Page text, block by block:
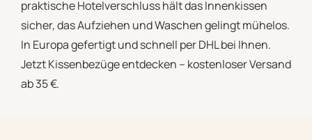
praktische Hotelverschluss hält das Innenkissen
sicher, das Aufziehen und Waschen gelingt mühelos.
In Europa gefertigt und schnell per DHL bei Ihnen.
Jetzt Kissenbezüge entdecken – kostenloser Versand
ab 35 €.